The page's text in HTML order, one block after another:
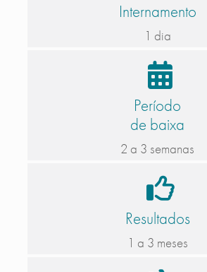
Internamento
1 dia
Período
de baixa
2 a 3 semanas
Resultados
1 a 3 meses